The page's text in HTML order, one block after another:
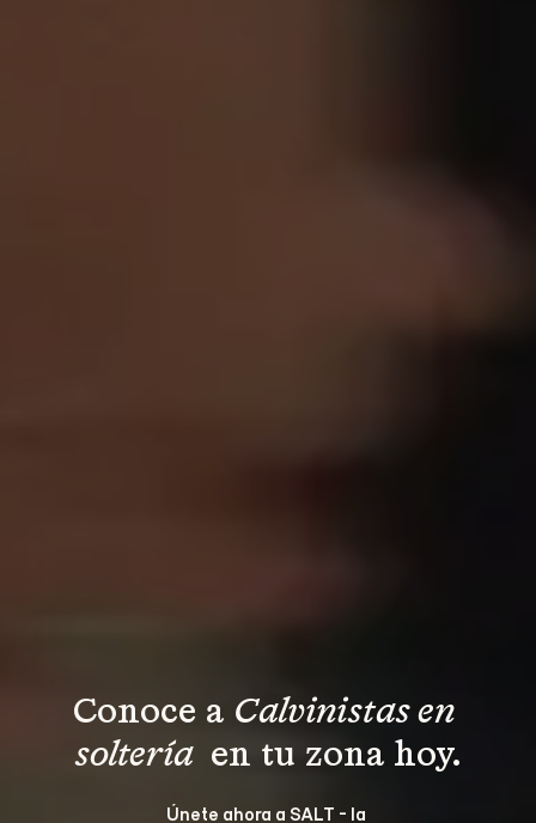
Conoce a Calvinistas en
soltería en tu zona hoy.
Únete ahora a SALT - la